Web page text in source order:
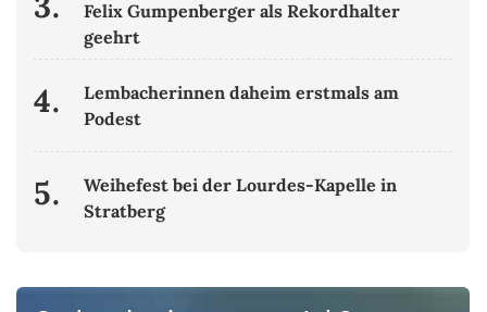
Felix Gumpenberger als Rekordhalter
geehrt
4.
Lembacherinnen daheim erstmals am
Podest
5.
Weihefest bei der Lourdes-Kapelle in
Stratberg